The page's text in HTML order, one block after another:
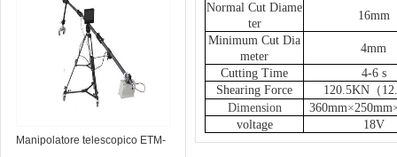
Manipolatore telescopico ETM-
Normal Cut Diame
ter
16mm
Minimum Cut Dia
meter
4mm
Cutting Time
4-6 s
Shearing Force 120.5KN（
Dimension 360mm×250mm
voltage
18V